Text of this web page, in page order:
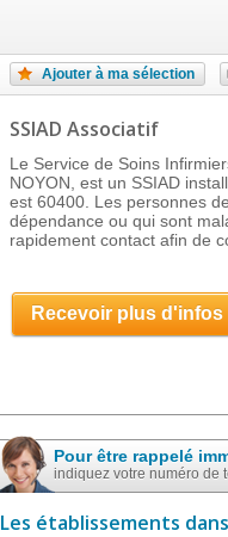
Ajouter à ma sélection
SSIAD Associatif
Le Service de Soins
NOYON, est un SSIAD
est 60400. Les personnes
dépendance ou qui sont
rapidement contact afin de
Recevoir plus d'infos
Pour être rappelé
indiquez votre numéro de
Les établissements